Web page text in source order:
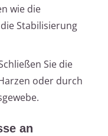
wie die
Stabilisierung
Sie die
oder durch
an